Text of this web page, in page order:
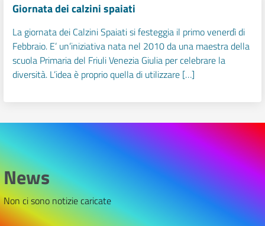
Giornata dei calzini spaiati
La giornata dei Calzini Spaiati si festeggia il primo venerdì di
Febbraio. E’ un’iniziativa nata nel 2010 da una maestra della
scuola Primaria del Friuli Venezia Giulia per celebrare la
diversità. L’idea è proprio quella di utilizzare […]
News
Non ci sono notizie caricate